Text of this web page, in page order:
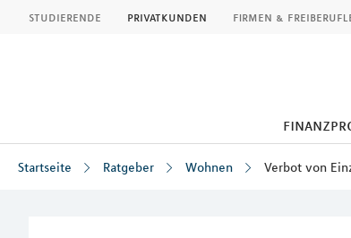
studierende privatkunden firmen &
Startseite Ratgeber Wohnen Verbot von